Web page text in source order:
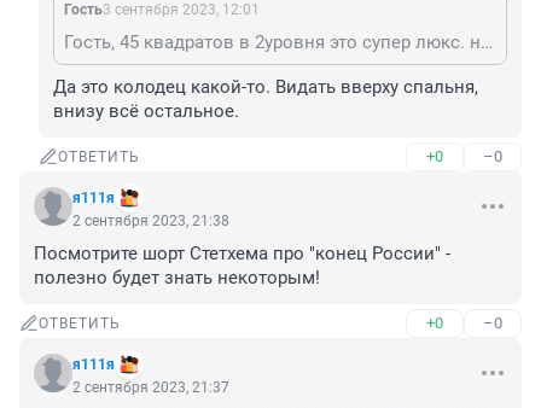
Гость3 сентября 2023, 12:01
Гость, 45 квадратов в 2уровня это супер люкс. на одном уровне в 45 квадратах больше двух человек тесновато жить.
Да это колодец какой-то. Видать вверху спальня,
внизу всё остальное.
ОТВЕТИТЬ +0 –0
я111я
2 сентября 2023, 21:38
Посмотрите шорт Стетхема про "конец России" -
полезно будет знать некоторым!
ОТВЕТИТЬ +0 –0
я111я
2 сентября 2023, 21:37